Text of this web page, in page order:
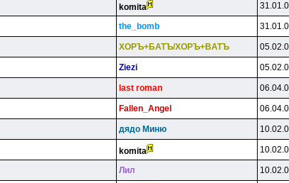
komita
the_bomb
XOPЪ+БATЪ/XOPЪ+BATЪ
Ziezi
last roman
Fallen_Angel
дядo Mиню
komita
Лил